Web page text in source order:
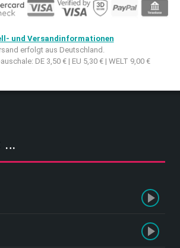
…
und Versandinformationen
erfolgt aus Deutschland.
DE 3,50 € | EU 5,30 € | WELT 9,00 €